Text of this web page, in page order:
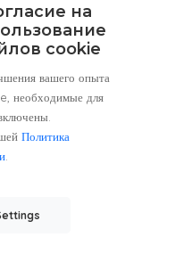
на
cookie
вашего опыта
необходимые для
Политика
properly.
дом или